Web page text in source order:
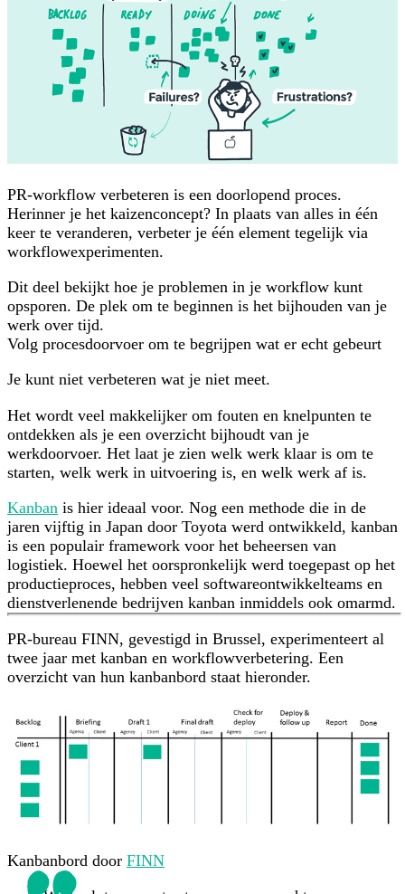
PR-workflow verbeteren is een doorlopend proces.
Herinner je het kaizenconcept? In plaats van alles in één
keer te veranderen, verbeter je één element tegelijk via
workflowexperimenten.
Dit deel bekijkt hoe je problemen in je workflow kunt
opsporen. De plek om te beginnen is het bijhouden van je
werk over tijd.
Volg procesdoorvoer om te begrijpen wat er echt gebeurt
Je kunt niet verbeteren wat je niet meet.
Het wordt veel makkelijker om fouten en knelpunten te
ontdekken als je een overzicht bijhoudt van je
werkdoorvoer. Het laat je zien welk werk klaar is om te
starten, welk werk in uitvoering is, en welk werk af is.
Kanban is hier ideaal voor. Nog een methode die in de
jaren vijftig in Japan door Toyota werd ontwikkeld, kanban
is een populair framework voor het beheersen van
logistiek. Hoewel het oorspronkelijk werd toegepast op het
productieproces, hebben veel softwareontwikkelteams en
dienstverlenende bedrijven kanban inmiddels ook omarmd.
PR-bureau FINN, gevestigd in Brussel, experimenteert al
twee jaar met kanban en workflowverbetering. Een
overzicht van hun kanbanbord staat hieronder.
Kanbanbord door FINN